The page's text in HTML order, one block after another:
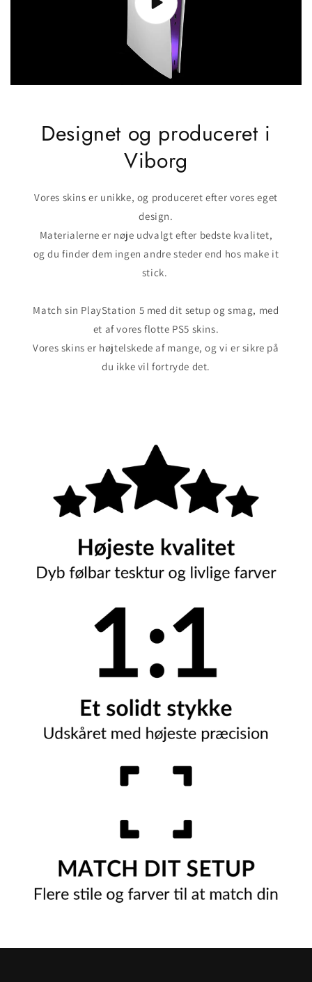
Designet og produceret i
Viborg
Vores skins er unikke, og produceret efter vores eget
design.
Materialerne er nøje udvalgt efter bedste kvalitet,
og du finder dem ingen andre steder end hos make it
stick.
Match sin PlayStation 5 med dit setup og smag, med
et af vores flotte PS5 skins.
Vores skins er højtelskede af mange, og vi er sikre på
du ikke vil fortryde det.